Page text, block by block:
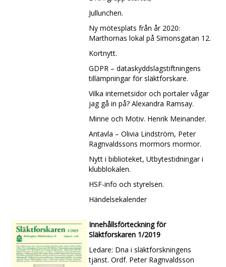
Jullunchen.
Ny mötesplats från år 2020:
Marthornas lokal på Simonsgatan 12.
Kortnytt.
GDPR – dataskyddslagstiftningens
tillämpningar för släktforskare.
Vilka internetsidor och portaler vågar
jag gå in på? Alexandra Ramsay.
Minne och Motiv. Henrik Meinander.
Antavla – Olivia Lindström, Peter
Ragnvaldssons mormors mormor.
Nytt i biblioteket, Utbytestidningar i
klubblokalen.
HSF-info och styrelsen.
Händelsekalender
Innehållsförteckning för
Släktforskaren 1/2019
Ledare: Dna i släktforskningens
tjänst. Ordf. Peter Ragnvaldsson